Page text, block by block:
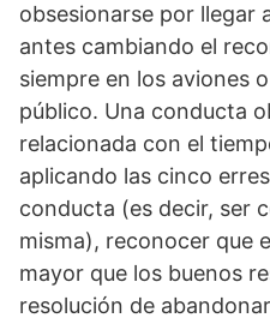
obsesionarse por llegar
antes cambiando el
siempre en los aviones
público. Una conducta
relacionada con el
aplicando las cinco
conducta (es decir, ser
misma), reconocer que
mayor que los buenos
resolución de